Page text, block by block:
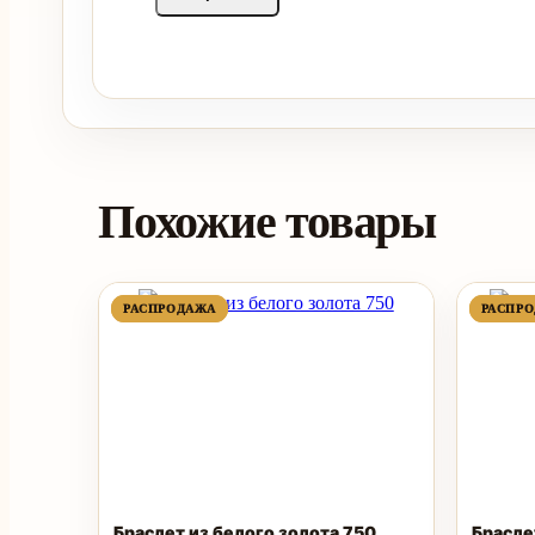
Похожие товары
РАСПРОДАЖА ПРОДАВАЕМЫЙ
ТОВАР
РАСПРОДАЖА ПРОДАВАЕМЫЙ
ТОВАР